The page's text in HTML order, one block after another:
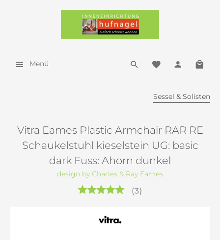
Menü
Sessel & Solisten
Vitra Eames Plastic Armchair RAR RE
Schaukelstuhl kieselstein UG: basic
dark Fuss: Ahorn dunkel
design by Charles & Ray Eames
(3)